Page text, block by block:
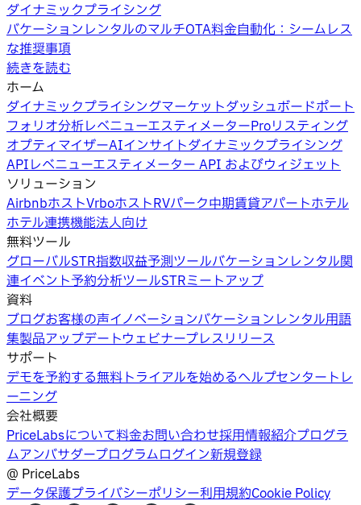
ダイナミックプライシング
バケーションレンタルのマルチOTA料金自動化：シームレス
な推奨事項
続きを読む
ホーム
ダイナミックプライシングマーケットダッシュボードポート
フォリオ分析レベニューエスティメーターProリスティング
オプティマイザーAIインサイトダイナミックプライシング
APIレベニューエスティメーター API およびウィジェット
ソリューション
AirbnbホストVrboホストRVパーク中期賃貸アパートホテル
ホテル連携機能法人向け
無料ツール
グローバルSTR指数収益予測ツールバケーションレンタル関
連イベント予約分析ツールSTRミートアップ
資料
ブログお客様の声イノベーションバケーションレンタル用語
集製品アップデートウェビナープレスリリース
サポート
デモを予約する無料トライアルを始めるヘルプセンタートレ
ーニング
会社概要
PriceLabsについて料金お問い合わせ採用情報紹介プログラ
ムアンバサダープログラムログイン新規登録
@ PriceLabs
データ保護プライバシーポリシー利用規約Cookie Policy